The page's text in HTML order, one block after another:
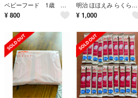
ベビーフード 1歳 セット
¥ 800
明治 ほほえみ らくらくミルク 200ml×15本＋らくらくキューブ5本
¥ 1,000